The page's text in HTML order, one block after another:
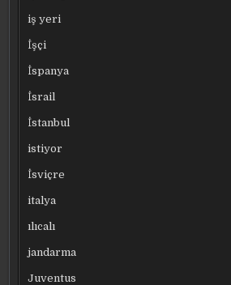
iş yeri
İşçi
İspanya
İsrail
İstanbul
istiyor
İsviçre
italya
ılıcalı
jandarma
Juventus